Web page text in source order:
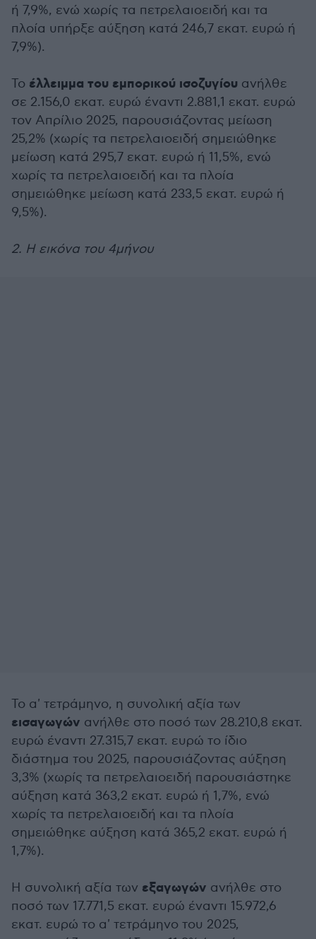
ή 7,9%, ενώ χωρίς τα πετρελαιοειδή και τα
πλοία υπήρξε αύξηση κατά 246,7 εκατ. ευρώ ή
7,9%).
Το έλλειμμα του εμπορικού ισοζυγίου ανήλθε
σε 2.156,0 εκατ. ευρώ έναντι 2.881,1 εκατ. ευρώ
τον Απρίλιο 2025, παρουσιάζοντας μείωση
25,2% (χωρίς τα πετρελαιοειδή σημειώθηκε
μείωση κατά 295,7 εκατ. ευρώ ή 11,5%, ενώ
χωρίς τα πετρελαιοειδή και τα πλοία
σημειώθηκε μείωση κατά 233,5 εκατ. ευρώ ή
9,5%).
2. Η εικόνα του 4μήνου
Το α' τετράμηνο, η συνολική αξία των
εισαγωγών ανήλθε στο ποσό των 28.210,8 εκατ.
ευρώ έναντι 27.315,7 εκατ. ευρώ το ίδιο
διάστημα του 2025, παρουσιάζοντας αύξηση
3,3% (χωρίς τα πετρελαιοειδή παρουσιάστηκε
αύξηση κατά 363,2 εκατ. ευρώ ή 1,7%, ενώ
χωρίς τα πετρελαιοειδή και τα πλοία
σημειώθηκε αύξηση κατά 365,2 εκατ. ευρώ ή
1,7%).
Η συνολική αξία των εξαγωγών ανήλθε στο
ποσό των 17.771,5 εκατ. ευρώ έναντι 15.972,6
εκατ. ευρώ το α' τετράμηνο του 2025,